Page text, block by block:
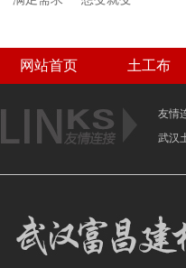
网站首页 土工布
友情
武汉